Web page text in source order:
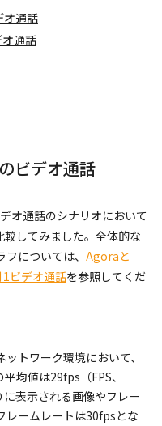
オ通話
通話
ビデオ通話
オ通話のシナリオにおいて
してみました。全体的な
については、 Agoraと
ビデオ通話を参照してくだ
ットワーク環境において、
均値は29fps（FPS、
表示される画像やフレー
レームレートは30fpsとな